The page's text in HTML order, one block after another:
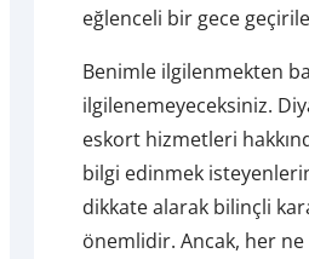
eğlenceli bir gece
Benimle ilgilenmekten
ilgilenemeyeceksiniz.
eskort hizmetleri
bilgi edinmek
dikkate alarak bilinçli
önemlidir. Ancak, her